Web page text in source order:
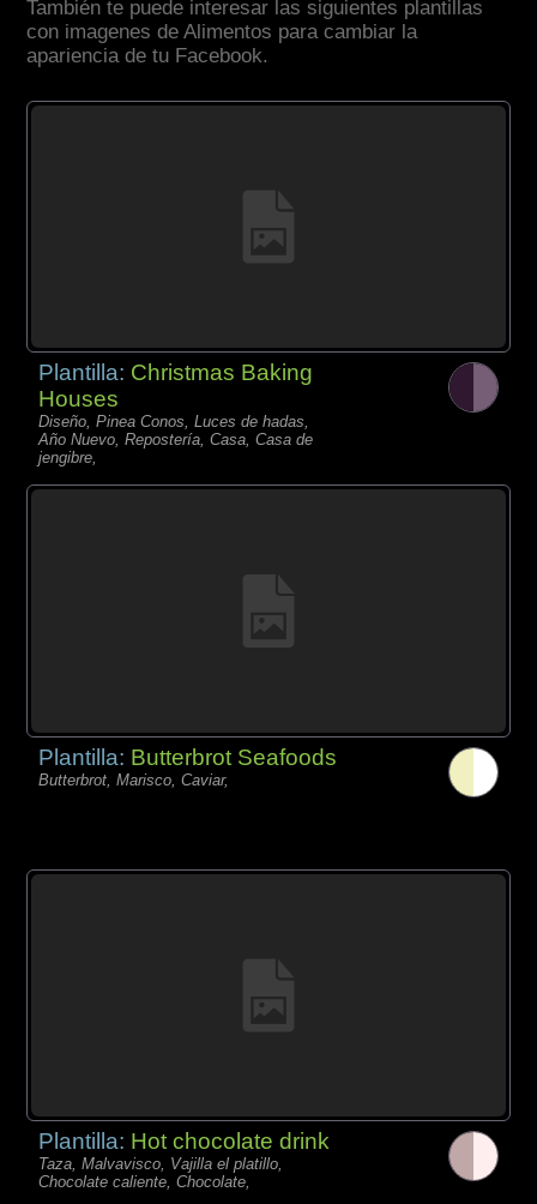
También te puede interesar las siguientes plantillas
con imagenes de Alimentos para cambiar la
apariencia de tu Facebook.
Plantilla: Christmas Baking
Houses
Diseño, Pinea Conos, Luces de hadas,
Año Nuevo, Repostería, Casa, Casa de
jengibre,
Plantilla: Butterbrot Seafoods
Butterbrot, Marisco, Caviar,
Plantilla: Hot chocolate drink
Taza, Malvavisco, Vajilla el platillo,
Chocolate caliente, Chocolate,